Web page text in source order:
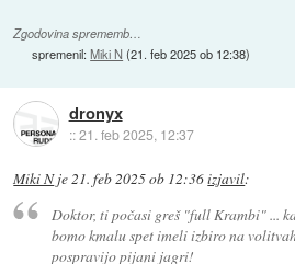
Zgodovina sprememb…
spremenil:Miki N (21. feb 2025 ob 12:38)
dronyx
::21. feb 2025, 12:37
Miki Nje21. feb 2025 ob 12:36izjavil:
Doktor, ti počasi greš "full Krambi" ...
bomo kmalu spet imeli izbiro na
pospravijo pijani jagri!